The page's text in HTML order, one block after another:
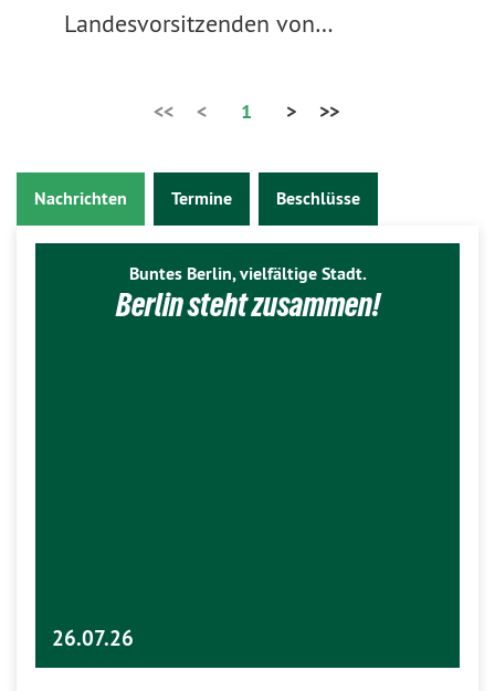
Landesvorsitzenden von…
<< < 1 > >>
Nachrichten Termine Beschlüsse
Buntes Berlin, vielfältige Stadt.
Berlin steht zusammen!
26.07.26